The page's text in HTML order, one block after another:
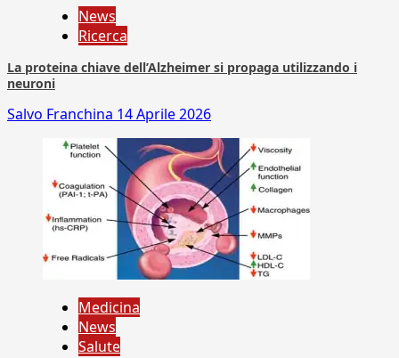
News
Ricerca
La proteina chiave dell’Alzheimer si propaga utilizzando i
neuroni
Salvo Franchina 14 Aprile 2026
Medicina
News
Salute